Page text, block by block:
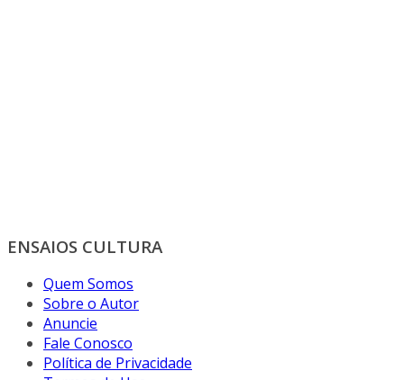
ENSAIOS CULTURA
Quem Somos
Sobre o Autor
Anuncie
Fale Conosco
Política de Privacidade